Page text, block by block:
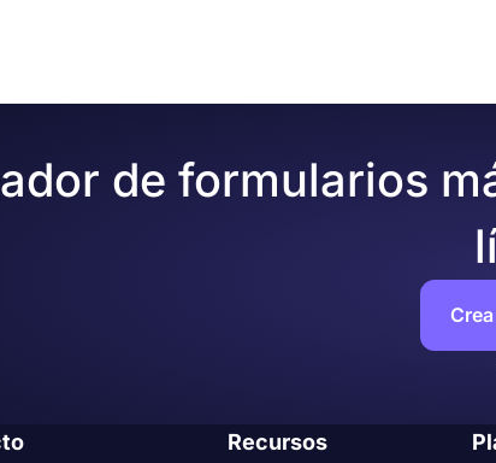
en las redes sociales o insértalo en una página
de formularios
Recursos